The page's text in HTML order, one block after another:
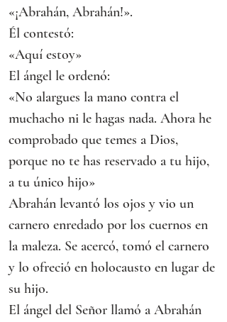
«¡Abrahán, Abrahán!».
Él contestó:
«Aquí estoy»
El ángel le ordenó:
«No alargues la mano contra el
muchacho ni le hagas nada. Ahora he
comprobado que temes a Dios,
porque no te has reservado a tu hijo,
a tu único hijo»
Abrahán levantó los ojos y vio un
carnero enredado por los cuernos en
la maleza. Se acercó, tomó el carnero
y lo ofreció en holocausto en lugar de
su hijo.
El ángel del Señor llamó a Abrahán